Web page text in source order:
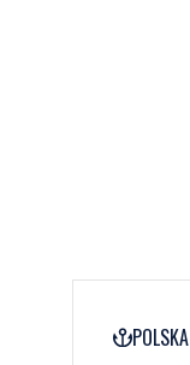
POLSKA